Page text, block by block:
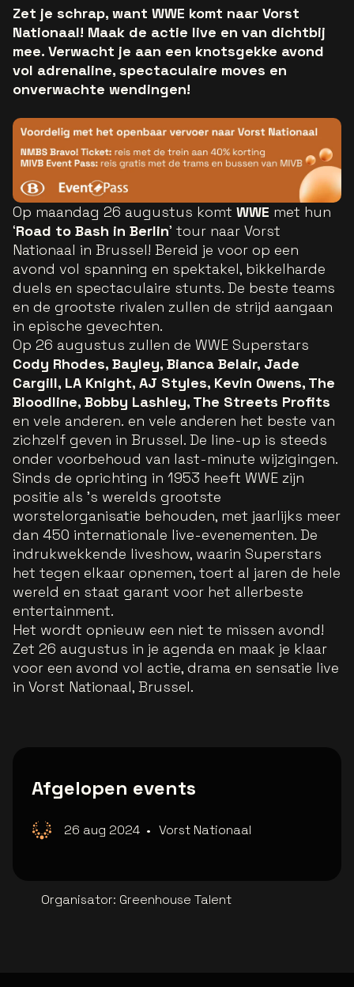
Zet je schrap, want WWE komt naar Vorst
Nationaal! Maak de actie live en van dichtbij
mee. Verwacht je aan een knotsgekke avond
vol adrenaline, spectaculaire moves en
onverwachte wendingen!
Op maandag 26 augustus komt WWE met hun
‘Road to Bash in Berlin’ tour naar Vorst
Nationaal in Brussel! Bereid je voor op een
avond vol spanning en spektakel, bikkelharde
duels en spectaculaire stunts. De beste teams
en de grootste rivalen zullen de strijd aangaan
in epische gevechten.
Op 26 augustus zullen de WWE Superstars
Cody Rhodes, Bayley, Bianca Belair, Jade
Cargill, LA Knight, AJ Styles, Kevin Owens, The
Bloodline, Bobby Lashley, The Streets Profits
en vele anderen. en vele anderen het beste van
zichzelf geven in Brussel. De line-up is steeds
onder voorbehoud van last-minute wijzigingen.
Sinds de oprichting in 1953 heeft WWE zijn
positie als 's werelds grootste
worstelorganisatie behouden, met jaarlijks meer
dan 450 internationale live-evenementen. De
indrukwekkende liveshow, waarin Superstars
het tegen elkaar opnemen, toert al jaren de hele
wereld en staat garant voor het allerbeste
entertainment.
Het wordt opnieuw een niet te missen avond!
Zet 26 augustus in je agenda en maak je klaar
voor een avond vol actie, drama en sensatie live
in Vorst Nationaal, Brussel.
Afgelopen events
26 aug 2024 • Vorst Nationaal
Organisator: Greenhouse Talent